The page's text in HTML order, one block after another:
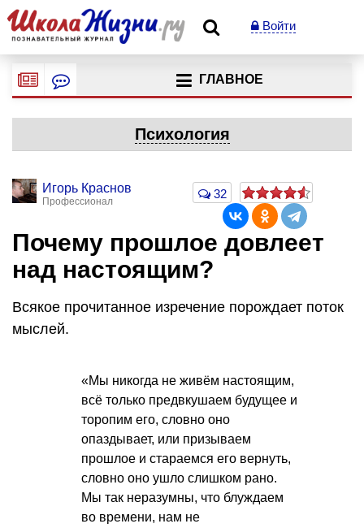
Войти
ГЛАВНОЕ
Психология
Игорь Краснов
Профессионал
32
Почему прошлое довлеет
над настоящим?
Всякое прочитанное изречение порождает поток
мыслей.
«Мы никогда не живём настоящим,
всё только предвкушаем будущее и
торопим его, словно оно
опаздывает, или призываем
прошлое и стараемся его вернуть,
словно оно ушло слишком рано.
Мы так неразумны, что блуждаем
во времени, нам не